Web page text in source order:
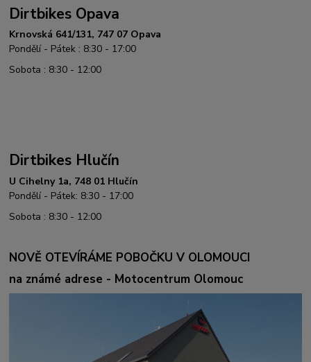
Dirtbikes Opava
Krnovská 641/131, 747 07 Opava
Pondělí - Pátek : 8:30 - 17:00
Sobota : 8:30 - 12:00
Dirtbikes Hlučín
U Cihelny 1a, 748 01 Hlučín
Pondělí - Pátek: 8:30 - 17:00
Sobota : 8:30 - 12:00
NOVĚ OTEVÍRÁME POBOČKU V OLOMOUCI
na známé adrese - Motocentrum Olomouc